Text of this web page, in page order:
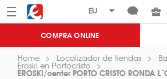
Menú Eroski
COMPRA ONLINE
Home Localizador de tiendas
Eroski en Portocristo
EROSKI/center PORTO CRISTO RONDA